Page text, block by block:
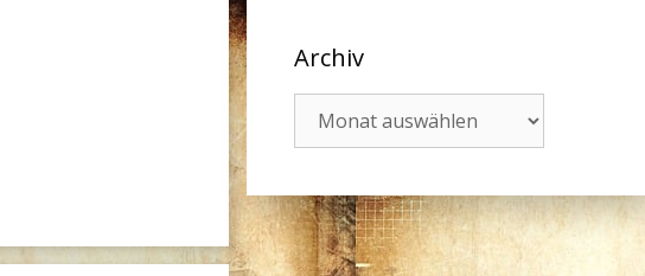
Archiv